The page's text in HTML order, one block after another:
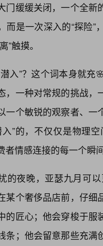
门缓缓关闭，一个全
而是一次深入的“探险
”触摸。
入”？这个词本身就
，一种对常规的挑战
一个敏锐的观察者、
入”的，不仅仅是物理
者情感连接的每一个瞬
的夜晚，亚瑟九月可
某个奢侈品店前，仔
的匠心；他会穿梭于
条；他会留意那些充